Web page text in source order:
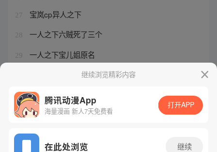
27 宝岚cp异人之下
28 一人之下六贼死了三个
29 一人之下宝儿姐原名
一人之下漫画冯宝宝继续浏览精彩内容
腾讯动漫App
海量漫画 新人7天免费看
打开APP
在此处浏览 继续
网站备案/许可证号：粤B2-20090059-5